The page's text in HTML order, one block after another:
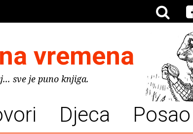
vremena
sve je puno knjiga.
Djeca Posao